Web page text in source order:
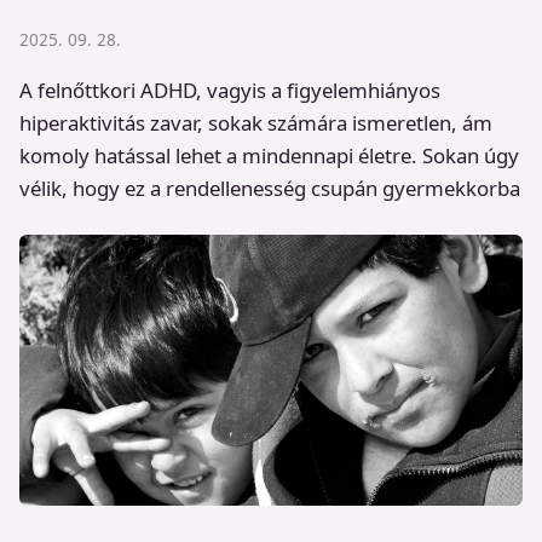
2025. 09. 28.
A felnőttkori ADHD, vagyis a figyelemhiányos
hiperaktivitás zavar, sokak számára ismeretlen, ám
komoly hatással lehet a mindennapi életre. Sokan úgy
vélik, hogy ez a rendellenesség csupán gyermekkorba